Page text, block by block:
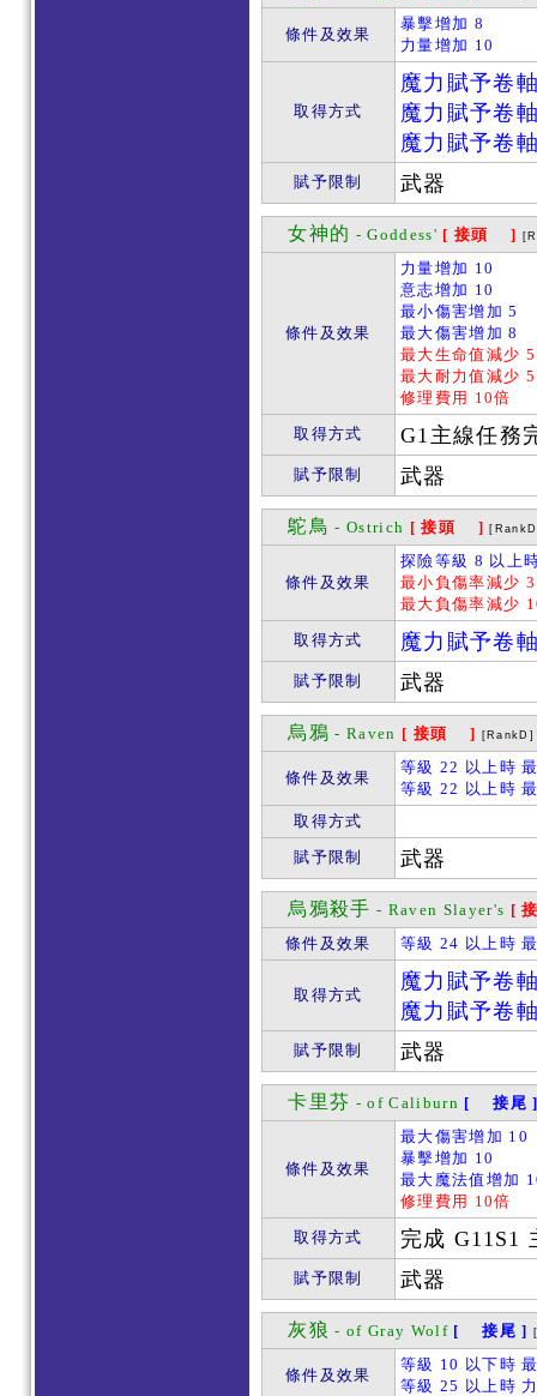
條件及效果
暴擊增加 8
力量增加 10
取得方式
魔力賦予卷
魔力賦予卷
魔力賦予卷
賦予限制 武器
女神的 - Goddess' [ 接頭 ]
條件及效果
力量增加 10
意志增加 10
最小傷害增加 5
最大傷害增加 8
最大生命值減少 5
最大耐力值減少 5
修理費用 10倍
取得方式
G1主線任務
賦予限制 武器
鴕鳥 - Ostrich [ 接頭 ]
條件及效果
探險等級 8 以上
最小負傷率減少 3
最大負傷率減少
取得方式
魔力賦予卷
賦予限制 武器
烏鴉 - Raven [ 接頭 ] [RankD]
條件及效果
等級 22 以上時
等級 22 以上時
取得方式
賦予限制
武器
烏鴉殺手 - Raven Slayer's [
條件及效果
等級 24 以上時
取得方式
魔力賦予卷
魔力賦予卷
賦予限制 武器
卡里芬 - of Caliburn [ 接尾
條件及效果
最大傷害增加 10
暴擊增加 10
最大魔法值增加
修理費用 10倍
取得方式
完成 G11S1
賦予限制 武器
灰狼 - of Gray Wolf [ 接尾 ]
條件及效果
等級 10 以下時
等級 25 以上時